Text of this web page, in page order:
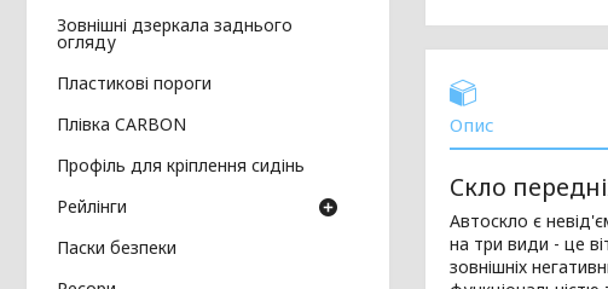
Опис
Скло
Автоскло є
на три види - це
зовнішніх
Зовнішні дзеркала заднього
огляду
Пластикові пороги
Плівка CARBON
Профіль для кріплення сидінь
Рейлінги
Паски безпеки